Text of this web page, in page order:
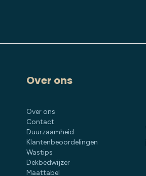
Over ons
Over ons
Contact
Duurzaamheid
Klantenbeoordelingen
Wastips
Dekbedwijzer
Maattabel